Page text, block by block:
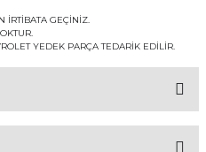
İRTİBATA GEÇİNİZ.
YEDEK PARÇA TEDARİK EDİLİR.